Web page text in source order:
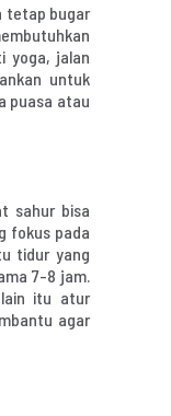
tetap bugar
yoga, jalan
untuk
puasa atau
sahur bisa
fokus pada
tidur yang
7-8 jam.
itu atur
agar